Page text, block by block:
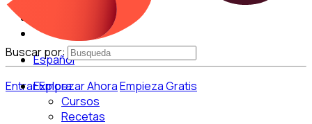
Español
EntrarEmpezar AhoraEmpieza Gratis
Buscar por:
Explora
Cursos
Recetas